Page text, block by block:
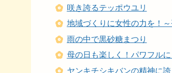
咲き誇るテッポウユリ
地域づくりに女性の力を！
雨の中で黒砂糖まつり
母の日も楽しく！パワフル
ヤンキチシキバンの精神に